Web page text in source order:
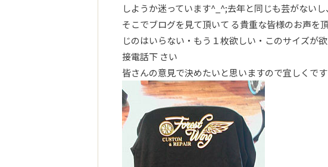
しようか迷っています^_^;去年と同じも芸がない
そこでブログを見て頂いて る貴重な皆様のお声を
じのはいらない・もう１枚欲しい・このサイズが
接電話下 さい
皆さんの意見で決めたいと思いますので宜しくで